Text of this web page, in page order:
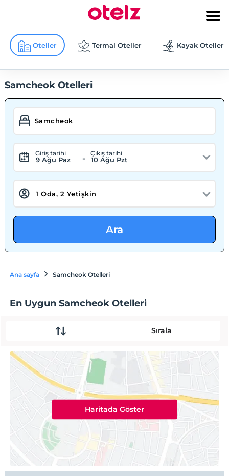
Oteller Termal Oteller Kayak Otelleri
Samcheok Otelleri
Giriş tarihi
9 Ağu Paz -
Çıkış tarihi
10 Ağu Pzt
Ara
Ana sayfa Samcheok Otelleri
En Uygun Samcheok Otelleri
Sırala
Haritada Göster